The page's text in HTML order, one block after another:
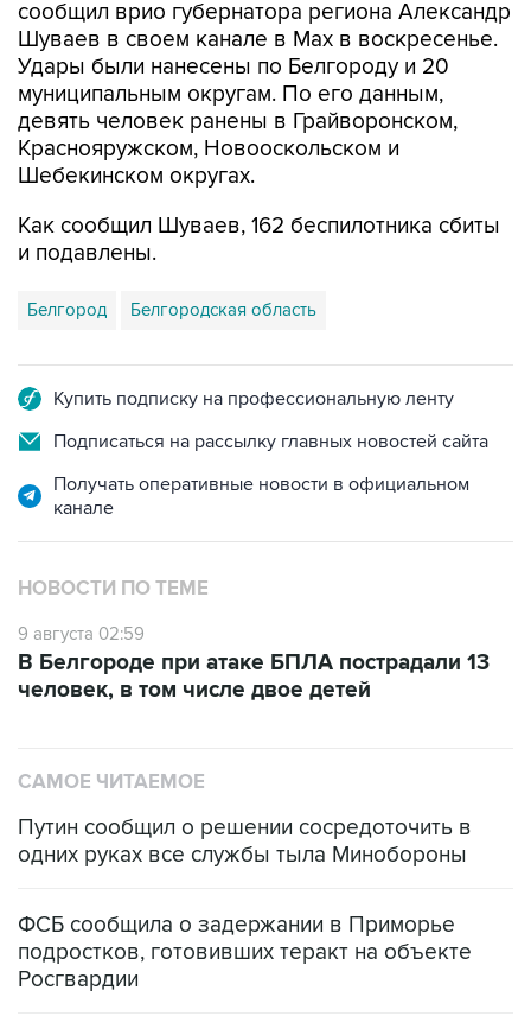
сообщил врио губернатора региона Александр
Шуваев в своем канале в Мах в воскресенье.
Удары были нанесены по Белгороду и 20
муниципальным округам. По его данным,
девять человек ранены в Грайворонском,
Краснояружском, Новооскольском и
Шебекинском округах.
Как сообщил Шуваев, 162 беспилотника сбиты
и подавлены.
Белгород Белгородская область
Купить подписку на профессиональную ленту
Подписаться на рассылку главных новостей сайта
Получать оперативные новости в официальном
канале
НОВОСТИ ПО ТЕМЕ
9 августа 02:59
В Белгороде при атаке БПЛА пострадали 13
человек, в том числе двое детей
САМОЕ ЧИТАЕМОЕ
Путин сообщил о решении сосредоточить в
одних руках все службы тыла Минобороны
ФСБ сообщила о задержании в Приморье
подростков, готовивших теракт на объекте
Росгвардии